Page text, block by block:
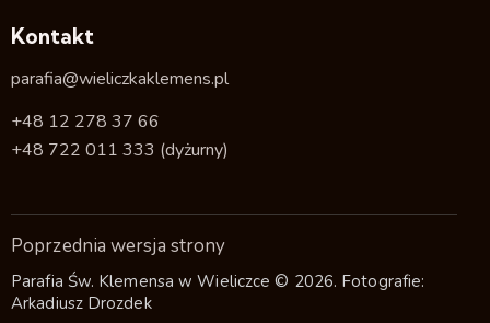
Kontakt
parafia@wieliczkaklemens.pl
+48 12 278 37 66
+48 722 011 333 (dyżurny)
Poprzednia wersja strony
Parafia Św. Klemensa w Wieliczce © 2026. Fotografie:
Arkadiusz Drozdek